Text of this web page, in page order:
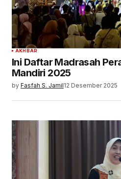
AKHBAR
Ini Daftar Madrasah
Mandiri 2025
by Fasfah S. Jamil12 Desember 2025